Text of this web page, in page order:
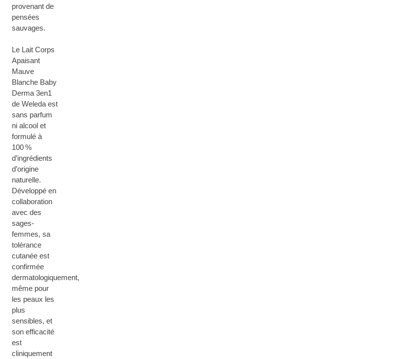
provenant de
pensées
sauvages.
Le Lait Corps
Apaisant
Mauve
Blanche Baby
Derma 3en1
de Weleda est
sans parfum
ni alcool et
formulé à
100 %
d’ingrédients
d’origine
naturelle.
Développé en
collaboration
avec des
sages-
femmes, sa
tolérance
cutanée est
confirmée
dermatologiquement,
même pour
les peaux les
plus
sensibles, et
son efficacité
est
cliniquement